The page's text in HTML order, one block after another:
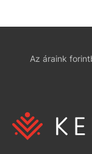
Az áraink